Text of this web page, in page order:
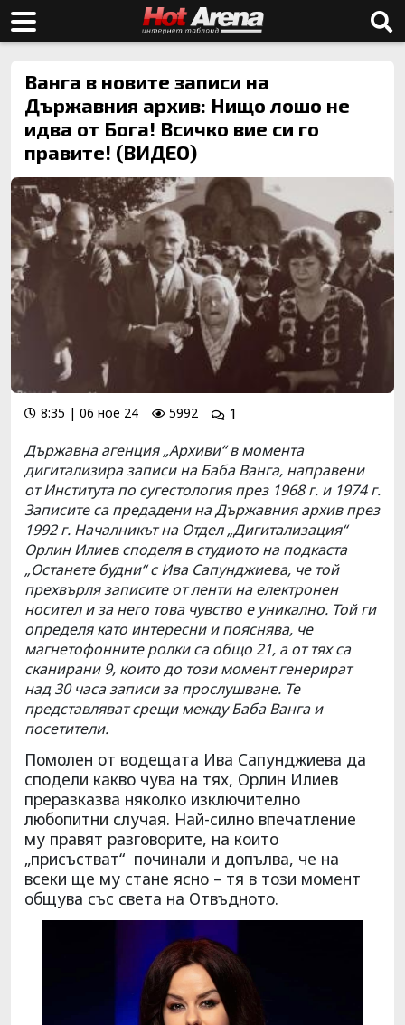
Ванга в новите записи на
Държавния архив: Нищо лошо не
идва от Бога! Всичко вие си го
правите! (ВИДЕО)
8:35 | 06 ное 24 5992
1
Държавна агенция „Архиви“ в момента
дигитализира записи на Баба Ванга, направени
от Института по сугестология през 1968 г. и 1974 г.
Записите са предадени на Държавния архив през
1992 г. Началникът на Отдел „Дигитализация“
Орлин Илиев споделя в студиото на подкаста
„Останете будни“ с Ива Сапунджиева, че той
прехвърля записите от ленти на електронен
носител и за него това чувство е уникално. Той ги
определя като интересни и пояснява, че
магнетофонните ролки са общо 21, а от тях са
сканирани 9, които до този момент генерират
над 30 часа записи за прослушване. Те
представляват срещи между Баба Ванга и
посетители.
Помолен от водещата Ива Сапунджиева да
сподели какво чува на тях, Орлин Илиев
преразказва няколко изключително
любопитни случая. Най-силно впечатление
му правят разговорите, на които
„присъстват“ починали и допълва, че на
всеки ще му стане ясно – тя в този момент
общува със света на Отвъдното.